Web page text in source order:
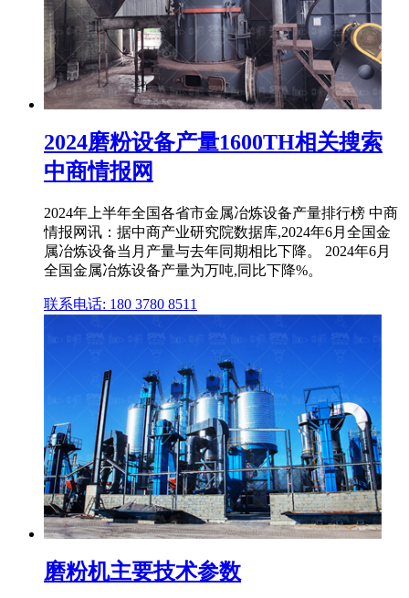
2024磨粉设备产量1600TH相关搜索
中商情报网
2024年上半年全国各省市金属冶炼设备产量排行榜 中商
情报网讯：据中商产业研究院数据库,2024年6月全国金
属冶炼设备当月产量与去年同期相比下降。 2024年6月
全国金属冶炼设备产量为万吨,同比下降%。
联系电话: 180 3780 8511
磨粉机主要技术参数